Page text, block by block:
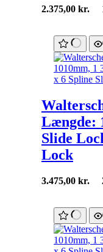
2.375,00 kr.
Længde:
Slide
Lock
3.475,00 kr.